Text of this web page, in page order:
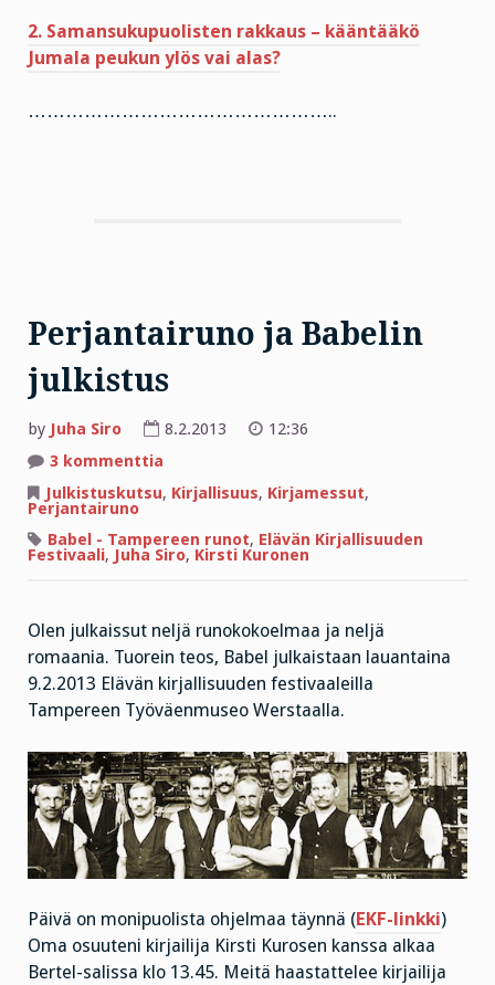
2. Samansukupuolisten rakkaus – kääntääkö
Jumala peukun ylös vai alas?
…………………………………………..
Perjantairuno ja Babelin
julkistus
by Juha Siro 8.2.2013
12:36
3 kommenttia
ja
Babelin
Julkistuskutsu, Kirjallisuus, Kirjamessut,
Perjantairuno
Babel - Tampereen runot, Elävän Kirjallisuuden
Festivaali, Juha Siro, Kirsti Kuronen
Olen julkaissut neljä runokokoelmaa ja neljä
romaania. Tuorein teos, Babel julkaistaan lauantaina
9.2.2013 Elävän kirjallisuuden festivaaleilla
Tampereen Työväenmuseo Werstaalla.
Päivä on monipuolista ohjelmaa täynnä (EKF-linkki)
Oma osuuteni kirjailija Kirsti Kurosen kanssa alkaa
Bertel-salissa klo 13.45. Meitä haastattelee kirjailija